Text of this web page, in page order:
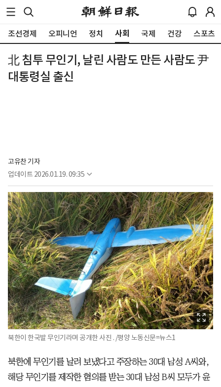
조선경제 오피니언 정치 사회 국제 건강 스포츠
北 침투 무인기, 날린 사람도 만든 사람도 尹
대통령실 출신
고유찬 기자
업데이트 2026.01.19. 09:35
북한이 한국발 무인기라며 공개한 사진 . /평양 노동신문=뉴스1
북한에 무인기를 날려 보냈다고 주장하는 30대 남성 A씨와,
해당 무인기를 제작한 혐의를 받는 30대 남성 B씨 모두가 윤